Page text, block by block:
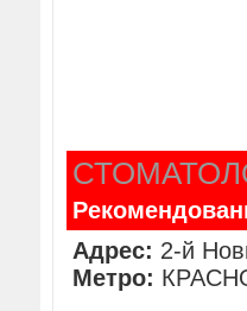
Адрес: 2-й
Метро: